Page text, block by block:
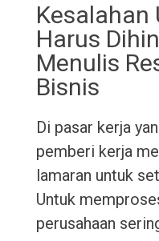
Kesalahan
Harus
Menulis
Bisnis
Di pasar kerja
pemberi kerja
lamaran untuk
Untuk
perusahaan